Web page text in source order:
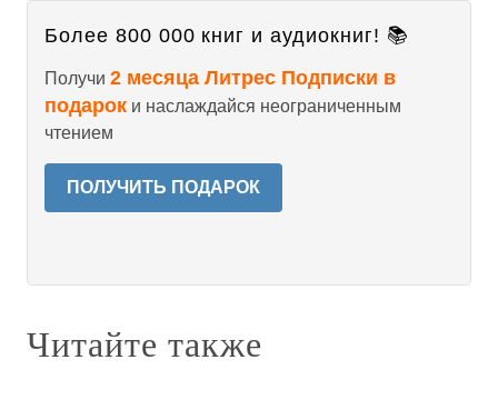
Более 800 000 книг и аудиокниг! 📚
Получи 2 месяца Литрес Подписки в
подарок и наслаждайся неограниченным
чтением
ПОЛУЧИТЬ ПОДАРОК
Читайте также